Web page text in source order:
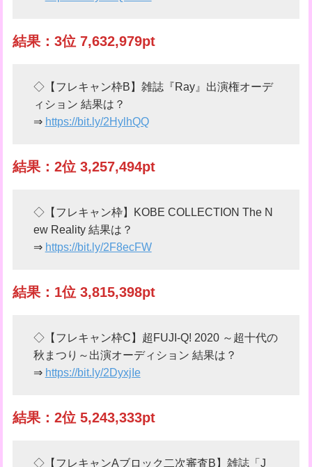
結果：3位 7,632,979pt
◇【フレキャン枠B】雑誌『Ray』出演権オーデ
ィション 結果は？
⇒ https://bit.ly/2HylhQQ
結果：2位 3,257,494pt
◇【フレキャン枠】KOBE COLLECTION The N
ew Reality 結果は？
⇒ https://bit.ly/2F8ecFW
結果：1位 3,815,398pt
◇【フレキャン枠C】超FUJI-Q! 2020 ～超十代の
秋まつり～出演オーディション 結果は？
⇒ https://bit.ly/2DyxjIe
結果：2位 5,243,333pt
◇【フレキャンAブロック二次審査B】雑誌「J